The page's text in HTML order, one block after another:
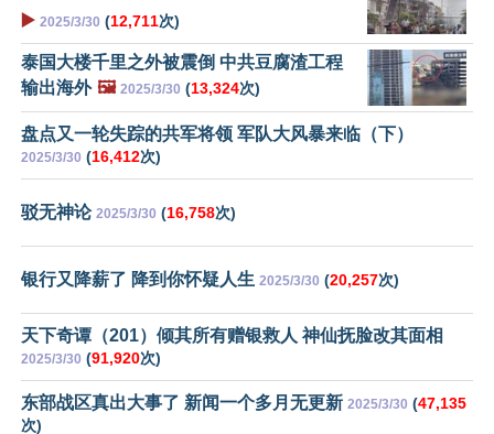
▶️ 2025/3/30 (12,711次)
泰国大楼千里之外被震倒 中共豆腐渣工程
输出海外 🖼️ 2025/3/30 (13,324次)
盘点又一轮失踪的共军将领 军队大风暴来临（下）
2025/3/30 (16,412次)
驳无神论 2025/3/30 (16,758次)
银行又降薪了 降到你怀疑人生 2025/3/30 (20,257次)
天下奇谭（201）倾其所有赠银救人 神仙抚脸改其面相
2025/3/30 (91,920次)
东部战区真出大事了 新闻一个多月无更新 2025/3/30 (47,135
次)